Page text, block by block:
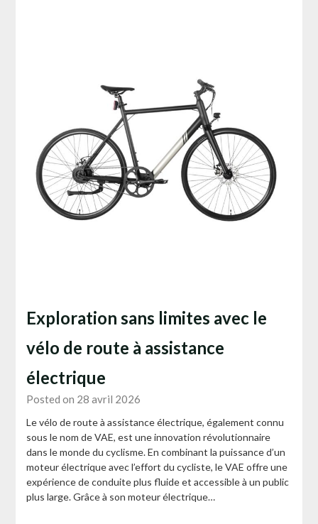
Exploration sans limites avec le
vélo de route à assistance
électrique
Posted on 28 avril 2026
Le vélo de route à assistance électrique, également connu
sous le nom de VAE, est une innovation révolutionnaire
dans le monde du cyclisme. En combinant la puissance d’un
moteur électrique avec l’effort du cycliste, le VAE offre une
expérience de conduite plus fluide et accessible à un public
plus large. Grâce à son moteur électrique…